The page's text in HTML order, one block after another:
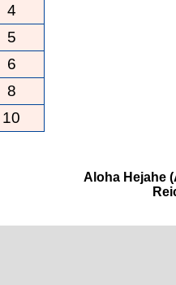
4
5
6
8
10
Aloha Hejahe